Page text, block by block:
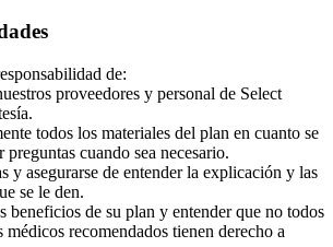
de:
proveedores y personal de Select
todos los materiales del plan en cuanto se
preguntas cuando sea necesario.
y asegurarse de entender la explicación y las
se le den.
beneficios de su plan y entender que no todos
médicos recomendados tienen derecho a